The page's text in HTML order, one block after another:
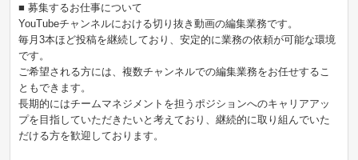
■ 募集するお仕事について
YouTubeチャンネルにおける切り抜き動画の編集業務です。
毎月3本ほど投稿を継続しており、安定的に業務の依頼が可能な環境
です。
ご希望される方には、複数チャンネルでの編集業務をお任せするこ
ともできます。
長期的にはチームマネジメントを担うポジションへのキャリアアッ
プを目指していただきたいと考えており、継続的に取り組んでいた
だける方を歓迎しております。